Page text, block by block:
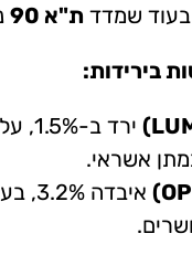
ת"א 90
בירידות:
ירד
אשראי.